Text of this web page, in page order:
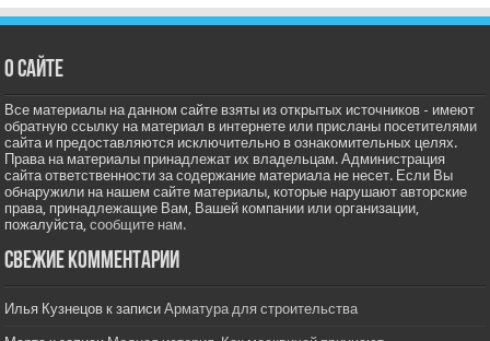
О сайте
Все материалы на данном сайте взяты из открытых источников - имеют
обратную ссылку на материал в интернете или присланы посетителями
сайта и предоставляются исключительно в ознакомительных целях.
Права на материалы принадлежат их владельцам. Администрация
сайта ответственности за содержание материала не несет. Если Вы
обнаружили на нашем сайте материалы, которые нарушают авторские
права, принадлежащие Вам, Вашей компании или организации,
пожалуйста,сообщите нам.
Свежие комментарии
Илья Кузнецов к записиАрматура для строительства